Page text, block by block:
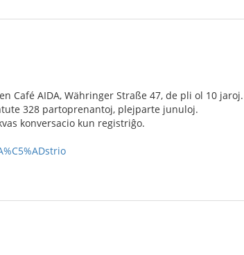
Café AIDA, Währinger Straße 47, de pli ol 10 jaroj.
328 partoprenantoj, plejparte junuloj.
konversacio kun registriĝo.